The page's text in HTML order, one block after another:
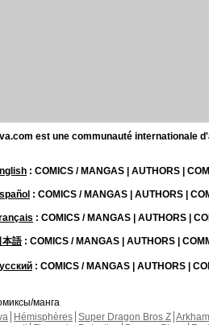
est une communauté internationale
: COMICS / MANGAS | AUTHORS |
: COMICS / MANGAS | AUTHORS |
: COMICS / MANGAS | AUTHORS |
本語: COMICS / MANGAS | AUTHORS |
: COMICS / MANGAS | AUTHORS |
манга
Hémisphères Super Dragon Bros Z